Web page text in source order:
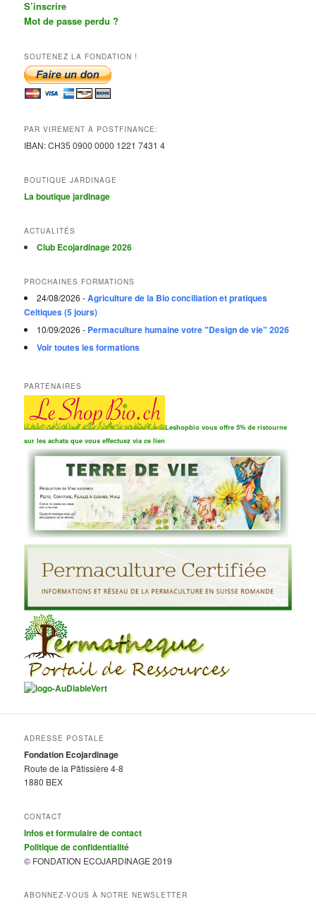
S’inscrire
Mot de passe perdu ?
SOUTENEZ LA FONDATION !
PAR VIREMENT À POSTFINANCE:
IBAN:CH35 0900 0000 1221 74314
BOUTIQUE JARDINAGE
La boutique jardinage
ACTUALITÉS
Club Ecojardinage 2026
PROCHAINES FORMATIONS
24/08/2026 -Agriculture de la Bio conciliation et pratiques
Celtiques (5 jours)
10/09/2026 - Permaculture humaine votre "Design de vie" 2026
Voir toutes les formations
PARTENAIRES
Leshopbio vous offre 5% de ristourne
sur les achats que vous effectuez via ce lien
ADRESSE POSTALE
Fondation Ecojardinage
Route de la Pâtissière 4-8
1880 BEX
CONTACT
Infos et formulaire de contact
Politique de confidentialité
© FONDATION ECOJARDINAGE 2019
ABONNEZ-VOUS À NOTRE NEWSLETTER